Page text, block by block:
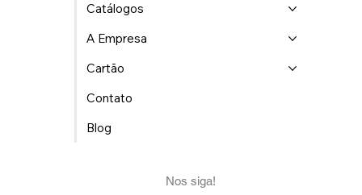
Catálogos
A Empresa
Cartão
Contato
Blog
Nos siga!